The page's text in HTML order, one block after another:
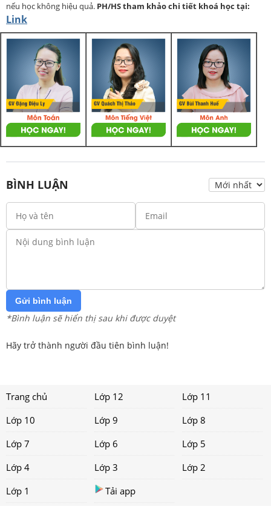
nếu học không hiệu quả. PH/HStham khảo chi tiết khoá học tại:
Link
BÌNH LUẬN
Gửi bình luận
*Bình luận sẽ hiển thị sau khi được duyệt
Hãy trở thành người đầu tiên bình luận!
Trang chủ Lớp 12
Lớp 11
Lớp 10
Lớp 9
Lớp 8
Lớp 7
Lớp 6
Lớp 5
Lớp 4
Lớp 3
Lớp 2
Lớp 1
Tải app